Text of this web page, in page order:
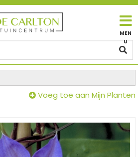
Voeg toe aan Mijn Planten